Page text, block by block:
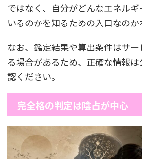
ではなく、自分がどんなエネル
いるのかを知るための入口なのか
なお、鑑定結果や算出条件はサ
る場合があるため、正確な情報
認ください。
完全格の判定は陰占が中心